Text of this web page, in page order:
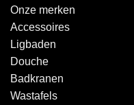
Onze merken
Accessoires
Ligbaden
Douche
Badkranen
Wastafels